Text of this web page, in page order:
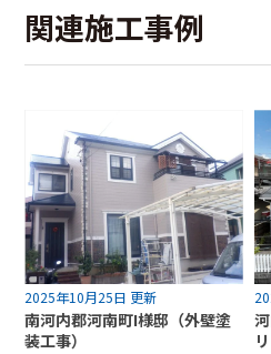
関連施工事例
2025年10月25日 更新
南河内郡河南町I様邸（外壁塗
装工事）